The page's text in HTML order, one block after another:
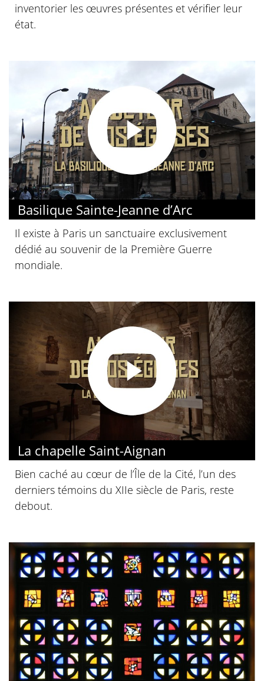
inventorier les œuvres présentes et vérifier leur
état.
Basilique Sainte-Jeanne d’Arc
Il existe à Paris un sanctuaire exclusivement
dédié au souvenir de la Première Guerre
mondiale.
La chapelle Saint-Aignan
Bien caché au cœur de l’Île de la Cité, l’un des
derniers témoins du XIIe siècle de Paris, reste
debout.